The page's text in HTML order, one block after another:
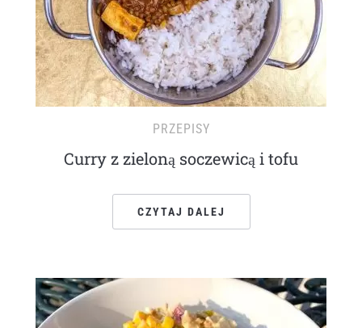
PRZEPISY
Curry z zieloną soczewicą i tofu
CZYTAJ DALEJ